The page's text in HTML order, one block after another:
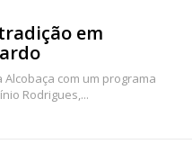
em
com um programa
Rodrigues,...